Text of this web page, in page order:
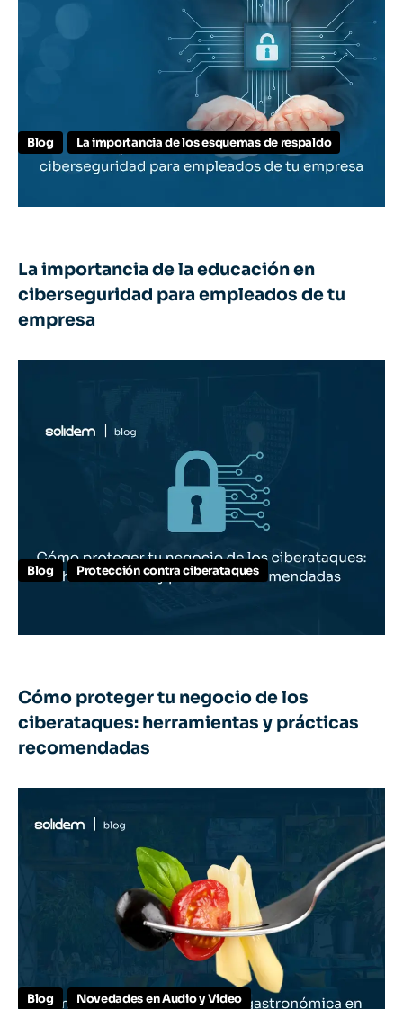
Blog La importancia de los esquemas de respaldo
La importancia de la educación en
ciberseguridad para empleados de tu
empresa
Blog Protección contra ciberataques
Cómo proteger tu negocio de los
ciberataques: herramientas y prácticas
recomendadas
Blog Novedades en Audio y Video